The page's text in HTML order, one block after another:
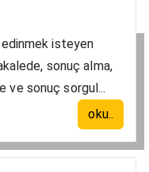
edinmek isteyen
sonuç alma,
ve sonuç sorgul...
oku..